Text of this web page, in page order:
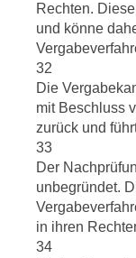
Rechten.
und könne
32
Die
mit Beschluss
zurück und
33
Der
unbegründet.
in ihren
34